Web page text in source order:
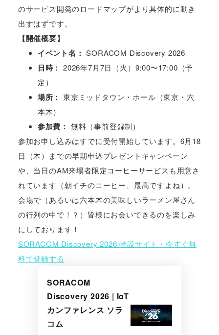
のサービス開発のロードマップがより具体的に動き
出すはずです。
【開催概要】
イベント名： SORACOM Discovery 2026
日時： 2026年7月7日（火）9:00〜17:00（予
定）
場所： 東京ミッドタウン・ホール（東京・六
本木）
参加費： 無料（事前登録制）
参加お申し込みはすでに受付開始しています。6月18
日（木）までの早期申込プレゼントキャンペーン
や、当日のAM来場者限定コーヒーサービスも用意さ
れています（朝イチのコーヒー、最高ですよね）。
会場で（あるいは六本木の美味しいラーメン屋さん
の行列の中で！？）皆様にお会いできるのを楽しみ
にしております！
SORACOM Discovery 2026 特設サイト・今すぐ無
料で登録する
SORACOM
Discovery 2026 | IoT
カンファレンス ソラ
コム